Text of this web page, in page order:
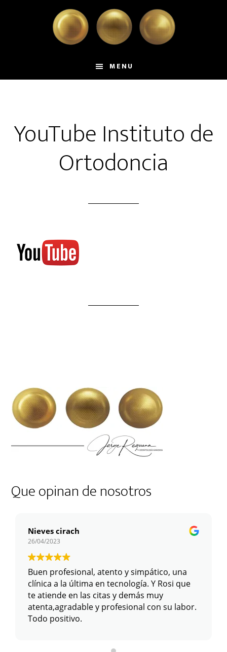
MENU
YouTube Instituto de
Ortodoncia
Que opinan de nosotros
Nieves cirach
26/04/2023
Buen profesional, atento y simpático, una
clínica a la última en tecnología. Y Rosi que
te atiende en las citas y demás muy
atenta,agradable y profesional con su labor.
Todo positivo.